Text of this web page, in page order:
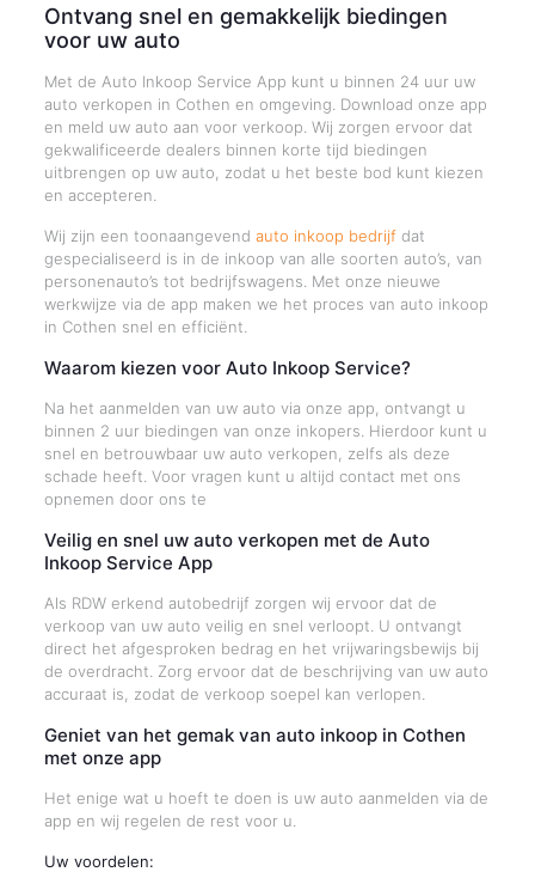
Ontvang snel en gemakkelijk biedingen
voor uw auto
Met de Auto Inkoop Service App kunt u binnen 24 uur uw
auto verkopen in Cothen en omgeving. Download onze app
en meld uw auto aan voor verkoop. Wij zorgen ervoor dat
gekwalificeerde dealers binnen korte tijd biedingen
uitbrengen op uw auto, zodat u het beste bod kunt kiezen
en accepteren.
Wij zijn een toonaangevend auto inkoop bedrijfdat
gespecialiseerd is in de inkoop van alle soorten auto’s, van
personenauto’s tot bedrijfswagens. Met onze nieuwe
werkwijze via de app maken we het proces van auto inkoop
in Cothen snel en efficiënt.
Waarom kiezen voor Auto Inkoop Service?
Na het aanmelden van uw auto via onze app, ontvangt u
binnen 2 uur biedingen van onze inkopers. Hierdoor kunt u
snel en betrouwbaar uw auto verkopen, zelfs als deze
schade heeft. Voor vragen kunt u altijd contact met ons
opnemen door ons te
Veilig en snel uw auto verkopen met de Auto
Inkoop Service App
Als RDW erkend autobedrijf zorgen wij ervoor dat de
verkoop van uw auto veilig en snel verloopt. U ontvangt
direct het afgesproken bedrag en het vrijwaringsbewijs bij
de overdracht. Zorg ervoor dat de beschrijving van uw auto
accuraat is, zodat de verkoop soepel kan verlopen.
Geniet van het gemak van auto inkoop in Cothen
met onze app
Het enige wat u hoeft te doen is uw auto aanmelden via de
app en wij regelen de rest voor u.
Uw voordelen: